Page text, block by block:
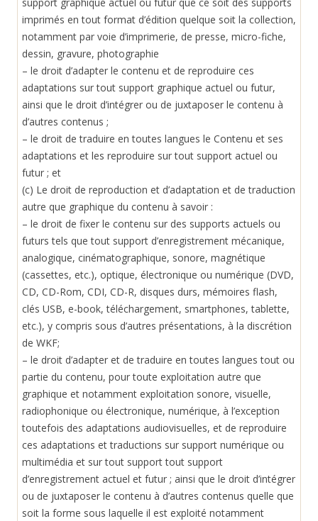
support graphique actuel ou futur que ce soit des supports
imprimés en tout format d’édition quelque soit la collection,
notamment par voie d’imprimerie, de presse, micro-fiche,
dessin, gravure, photographie
– le droit d’adapter le contenu et de reproduire ces
adaptations sur tout support graphique actuel ou futur,
ainsi que le droit d’intégrer ou de juxtaposer le contenu à
d’autres contenus ;
– le droit de traduire en toutes langues le Contenu et ses
adaptations et les reproduire sur tout support actuel ou
futur ; et
(c) Le droit de reproduction et d’adaptation et de traduction
autre que graphique du contenu à savoir :
– le droit de fixer le contenu sur des supports actuels ou
futurs tels que tout support d’enregistrement mécanique,
analogique, cinématographique, sonore, magnétique
(cassettes, etc.), optique, électronique ou numérique (DVD,
CD, CD-Rom, CDI, CD-R, disques durs, mémoires flash,
clés USB, e-book, téléchargement, smartphones, tablette,
etc.), y compris sous d’autres présentations, à la discrétion
de WKF;
– le droit d’adapter et de traduire en toutes langues tout ou
partie du contenu, pour toute exploitation autre que
graphique et notamment exploitation sonore, visuelle,
radiophonique ou électronique, numérique, à l’exception
toutefois des adaptations audiovisuelles, et de reproduire
ces adaptations et traductions sur support numérique ou
multimédia et sur tout support tout support
d’enregistrement actuel et futur ; ainsi que le droit d’intégrer
ou de juxtaposer le contenu à d’autres contenus quelle que
soit la forme sous laquelle il est exploité notamment